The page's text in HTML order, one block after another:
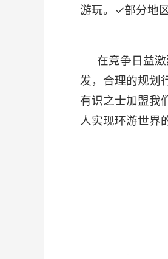
游玩。✓部分地
在竞争日益
发，合理的规划
有识之士加盟我
人实现环游世界